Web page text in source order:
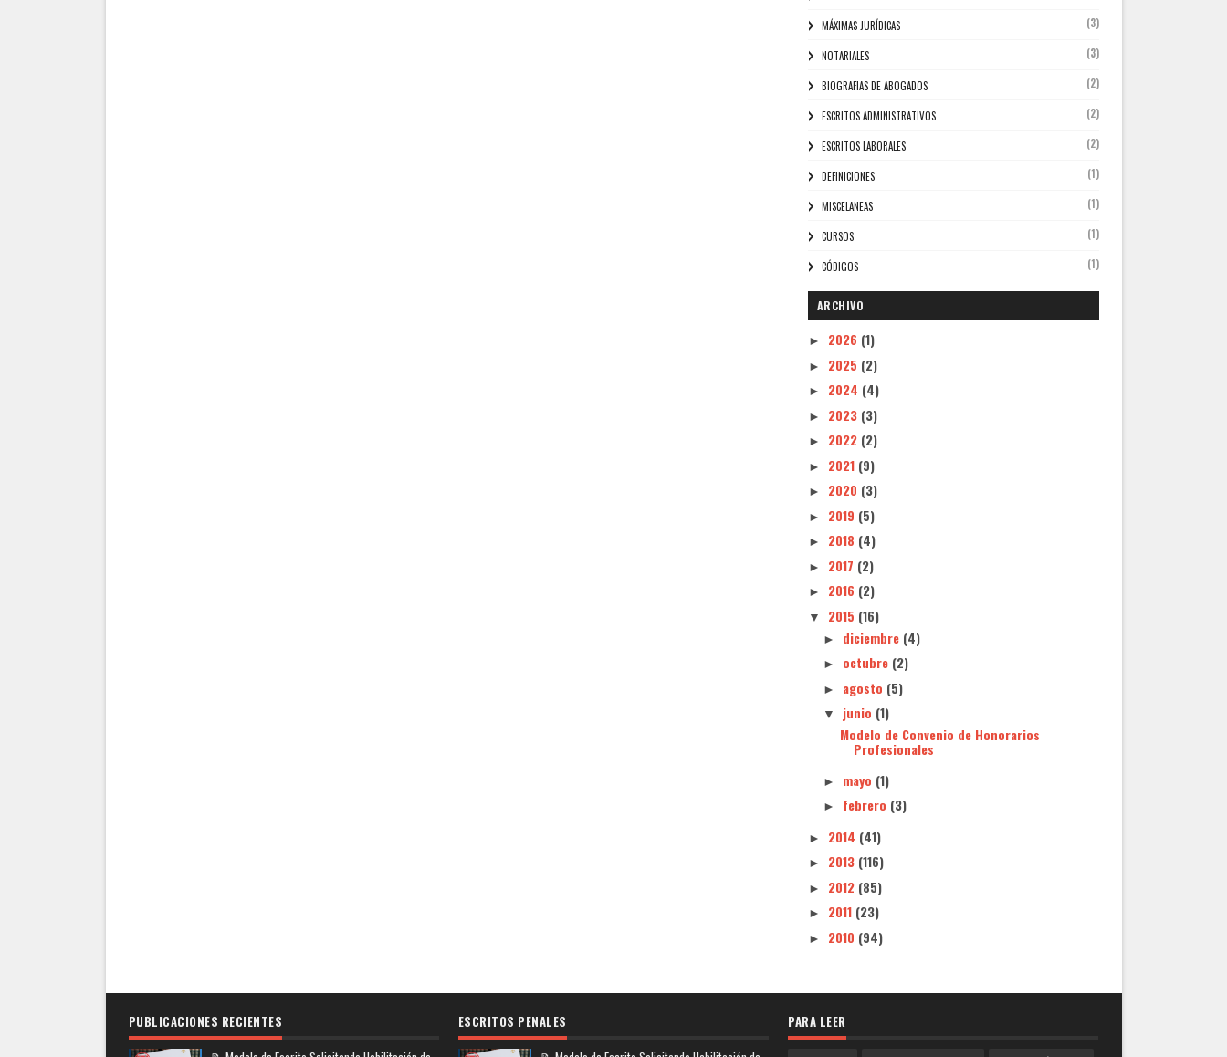
MÁXIMAS JURÍDICAS (3)
NOTARIALES (3)
BIOGRAFIAS DE ABOGADOS (2)
ESCRITOS ADMINISTRATIVOS (2)
ESCRITOS LABORALES (2)
DEFINICIONES (1)
MISCELANEAS (1)
CURSOS (1)
CÓDIGOS (1)
ARCHIVO
► 2026 (1)
► 2025 (2)
► 2024 (4)
► 2023 (3)
► 2022 (2)
► 2021 (9)
► 2020 (3)
► 2019 (5)
► 2018 (4)
► 2017 (2)
► 2016 (2)
▼ 2015 (16)
► diciembre (4)
► octubre (2)
► agosto (5)
▼ junio (1)
Modelo de Convenio de Honorarios
Profesionales
► mayo (1)
► febrero (3)
► 2014 (41)
► 2013 (116)
► 2012 (85)
► 2011 (23)
► 2010 (94)
PUBLICACIONES RECIENTES
ESCRITOS PENALES
PARA LEER